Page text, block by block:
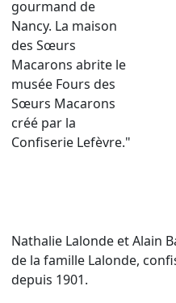
gourmand de
Nancy. La maison
des Sœurs
Macarons abrite le
musée Fours des
Sœurs Macarons
créé par la
Confiserie Lefèvre."
Nathalie Lalonde et Alain
de la famille Lalonde,
depuis 1901.